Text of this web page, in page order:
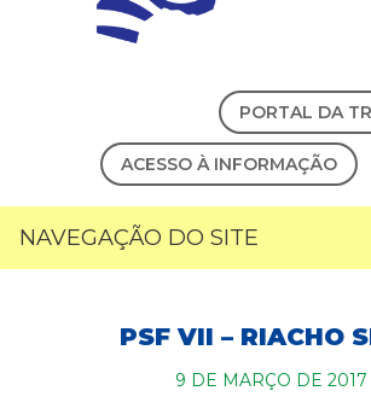
PORTAL DA
ACESSO À INFORMAÇÃO
NAVEGAÇÃO DO SITE
PSF VII – RIACHO
9 DE MARÇO DE 2017